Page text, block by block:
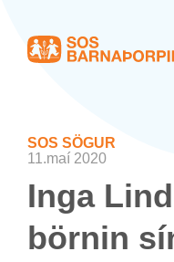
Heim
SOS SÖG­UR
11.maí 2020
Inga
börn­in